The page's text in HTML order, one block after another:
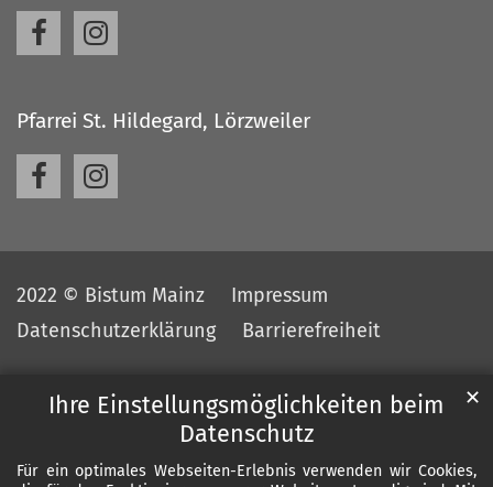
Ihre Einstellungsmöglichkeiten beim
Datenschutz
Für ein optimales Webseiten-Erlebnis verwenden wir Cookies,
✕
Pfarrei St. Hildegard, Lörzweiler
2022 © Bistum Mainz
Impressum
Datenschutzerklärung
Barrierefreiheit